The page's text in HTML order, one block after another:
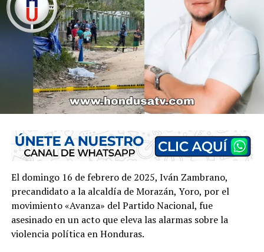
El domingo 16 de febrero de 2025, Iván Zambrano,
precandidato a la alcaldía de Morazán, Yoro, por el
movimiento «Avanza» del Partido Nacional, fue
asesinado en un acto que eleva las alarmas sobre la
violencia política en Honduras.